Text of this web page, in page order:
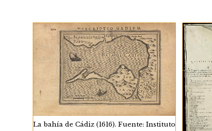
La bahía de Cádiz (1616). Fuente: Instituto